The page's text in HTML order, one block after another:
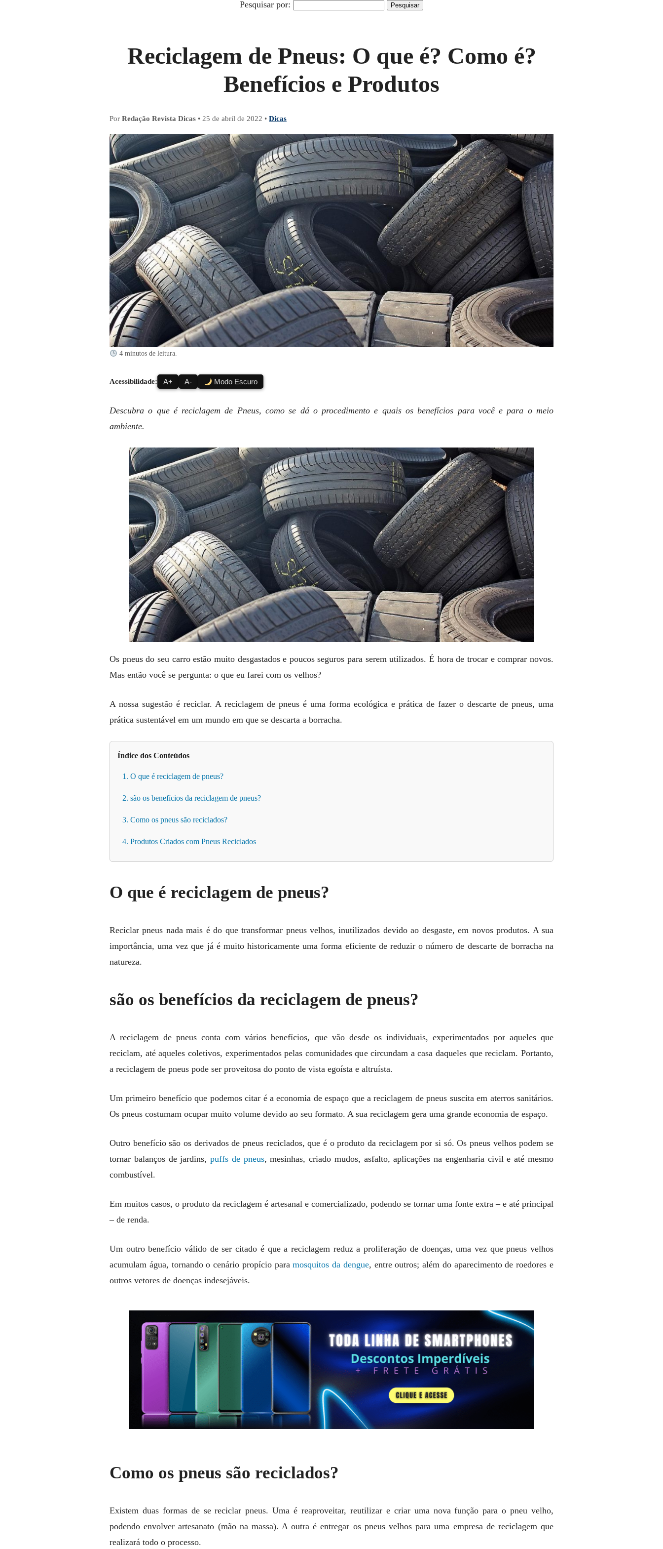
Pesquisar por:
Reciclagem de Pneus: O que é? Como é?
Benefícios e Produtos
Por Redação Revista Dicas • 25 de abril de 2022 • Dicas
4 minutos de leitura.
Acessibilidade: A+ A- Modo Escuro
Descubra o que é reciclagem de Pneus, como se dá o procedimento e quais os benefícios para você e para o meio
ambiente.
Os pneus do seu carro estão muito desgastados e poucos seguros para serem utilizados. É hora de trocar e comprar novos.
Mas então você se pergunta: o que eu farei com os velhos?
A nossa sugestão é reciclar. A reciclagem de pneus é uma forma ecológica e prática de fazer o descarte de pneus, uma
prática sustentável em um mundo em que se descarta a borracha.
Índice dos Conteúdos
1. O que é reciclagem de pneus?
2. são os benefícios da reciclagem de pneus?
3. Como os pneus são reciclados?
4. Produtos Criados com Pneus Reciclados
O que é reciclagem de pneus?
Reciclar pneus nada mais é do que transformar pneus velhos, inutilizados devido ao desgaste, em novos produtos. A sua
importância, uma vez que já é muito historicamente uma forma eficiente de reduzir o número de descarte de borracha na
natureza.
são os benefícios da reciclagem de pneus?
A reciclagem de pneus conta com vários benefícios, que vão desde os individuais, experimentados por aqueles que
reciclam, até aqueles coletivos, experimentados pelas comunidades que circundam a casa daqueles que reciclam. Portanto,
a reciclagem de pneus pode ser proveitosa do ponto de vista egoísta e altruísta.
Um primeiro benefício que podemos citar é a economia de espaço que a reciclagem de pneus suscita em aterros sanitários.
Os pneus costumam ocupar muito volume devido ao seu formato. A sua reciclagem gera uma grande economia de espaço.
Outro benefício são os derivados de pneus reciclados, que é o produto da reciclagem por si só. Os pneus velhos podem se
tornar balanços de jardins,puffs de pneus, mesinhas, criado mudos, asfalto, aplicações na engenharia civil e até mesmo
combustível.
Em muitos casos, o produto da reciclagem é artesanal e comercializado, podendo se tornar uma fonte extra – e até principal
– de renda.
Um outro benefício válido de ser citado é que a reciclagem reduz a proliferação de doenças, uma vez que pneus velhos
acumulam água, tornando o cenário propício paramosquitos da dengue, entre outros; além do aparecimento de roedores e
outros vetores de doenças indesejáveis.
Como os pneus são reciclados?
Existem duas formas de se reciclar pneus. Uma é reaproveitar, reutilizar e criar uma nova função para o pneu velho,
podendo envolver artesanato (mão na massa). A outra é entregar os pneus velhos para uma empresa de reciclagem que
realizará todo o processo.